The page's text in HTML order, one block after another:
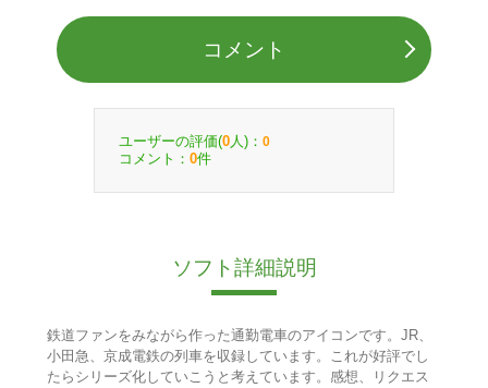
コメント
ユーザーの評価(0 人)： 0
コメント： 0件
ソフト詳細説明
鉄道ファンをみながら作った通勤電車のアイコンです。JR、
小田急、京成電鉄の列車を収録しています。これが好評でし
たらシリーズ化していこうと考えています。感想、リクエス